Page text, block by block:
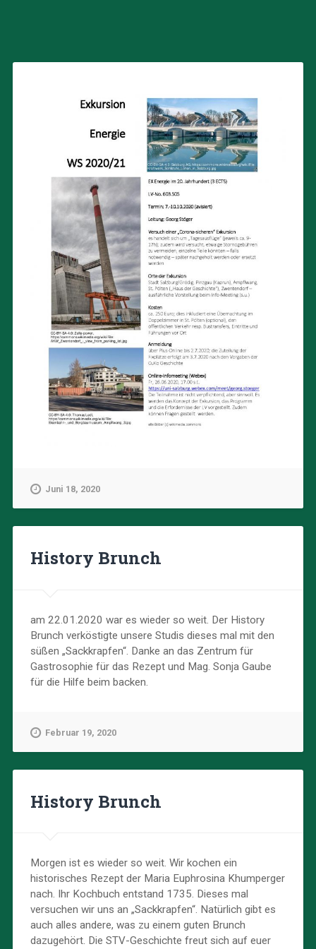
Juni 18, 2020
History Brunch
am 22.01.2020 war es wieder so weit. Der History
Brunch verköstigte unsere Studis dieses mal mit den
süßen „Sackkrapfen“. Danke an das Zentrum für
Gastrosophie für das Rezept und Mag. Sonja Gaube
für die Hilfe beim backen.
Februar 19, 2020
History Brunch
Morgen ist es wieder so weit. Wir kochen ein
historisches Rezept der Maria Euphrosina Khumperger
nach. Ihr Kochbuch entstand 1735. Dieses mal
versuchen wir uns an „Sackkrapfen“. Natürlich gibt es
auch alles andere, was zu einem guten Brunch
dazugehört. Die STV-Geschichte freut sich auf euer